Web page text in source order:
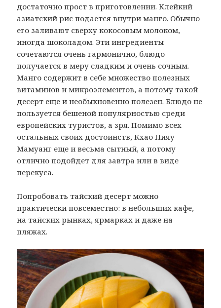
достаточно прост в приготовлении. Клейкий
азиатский рис подается внутри манго. Обычно
его заливают сверху кокосовым молоком,
иногда шоколадом. Эти ингредиенты
сочетаются очень гармонично, блюдо
получается в меру сладким и очень сочным.
Манго содержит в себе множество полезных
витаминов и микроэлементов, а потому такой
десерт еще и необыкновенно полезен. Блюдо не
пользуется бешеной популярностью среди
европейских туристов, а зря. Помимо всех
остальных своих достоинств, Кхао Нияу
Мамуанг еще и весьма сытный, а потому
отлично подойдет для завтра или в виде
перекуса.
Попробовать тайский десерт можно
практически повсеместно: в небольших кафе,
на тайских рынках, ярмарках и даже на
пляжах.